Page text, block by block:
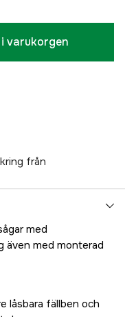
varukorgen
från
med
även med monterad
låsbara fällben och